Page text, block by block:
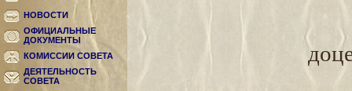
НОВОСТИ
ОФИЦИАЛЬНЫЕ
ДОКУМЕНТЫ
КОМИССИИ СОВЕТА
ДЕЯТЕЛЬНОСТЬ
СОВЕТА